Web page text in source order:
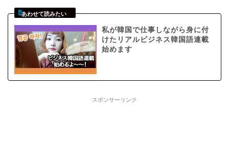
私が韓国で仕事しながら身に付
けたリアルビジネス韓国語連載
始めます
スポンサーリンク